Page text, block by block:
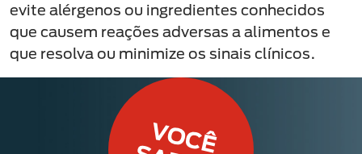
evite alérgenos ou ingredientes conhecidos
que causem reações adversas a alimentos e
que resolva ou minimize os sinais clínicos.